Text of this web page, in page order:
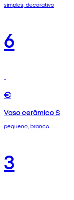
simples, decorativo
6
€
Vaso cerâmico S
pequeno, branco
3